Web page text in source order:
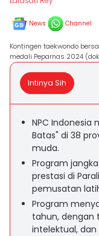
News Channel
Kontingen taekwondo
medali Peparnas 2024
Intinya Sih
NPC Indonesia
Batas" di 38
muda.
Program
prestasi di
pemusatan
Program
tahun, dengan
intelektual,